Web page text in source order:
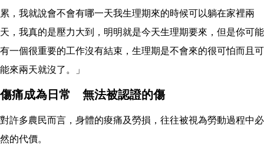
累，我就說會不會有哪一天我生理期來的時候可以躺在家裡兩
天，我真的是壓力大到，明明就是今天生理期要來，但是你可能
有一個很重要的工作沒有結束，生理期是不會來的很可怕而且可
能來兩天就沒了。」
傷痛成為日常 無法被認證的傷
對許多農民而言，身體的痠痛及勞損，往往被視為勞動過程中必
然的代價。